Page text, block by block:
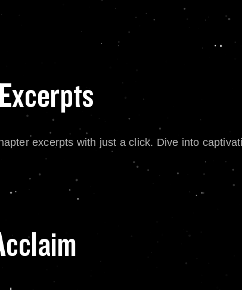
excerpts with just a click. Dive into